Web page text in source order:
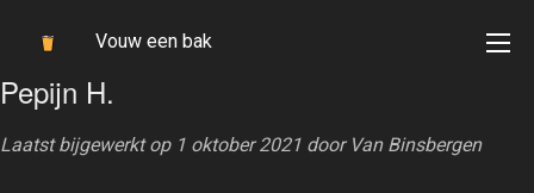
Vouw een bak
Pepijn H.
Laatst bijgewerkt op 1 oktober 2021 door Van Binsbergen